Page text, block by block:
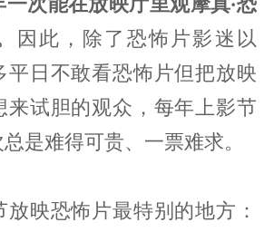
因此，除了恐怖片影迷以
平日不敢看恐怖片但把放映
来试胆的观众，每年上影节
是难得可贵、一票难求。
映恐怖片最特别的地方：